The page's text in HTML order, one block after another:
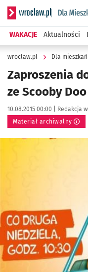
Serwis informacyjny
WAKACJE Aktualności
wroclaw.pl Dla
Zaproszenia
ze Scooby Doo
Data publikacji:
10.08.2015 00:00 | Autor:
Redakcja
Materiał archiwalny